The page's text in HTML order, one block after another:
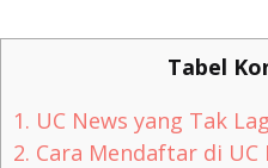
Tabel
1. UC News yang Tak
2. Cara Mendaftar di UC